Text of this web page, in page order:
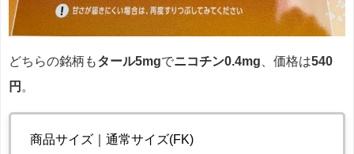
どちらの銘柄もタール5mgでニコチン0.4mg 、価格は540
円 。
商品サイズ｜通常サイズ(FK)